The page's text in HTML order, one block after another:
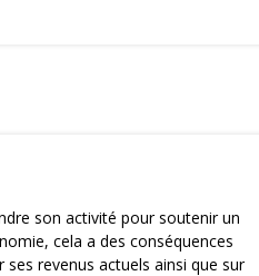
son activité pour soutenir un
cela a des conséquences
revenus actuels ainsi que sur